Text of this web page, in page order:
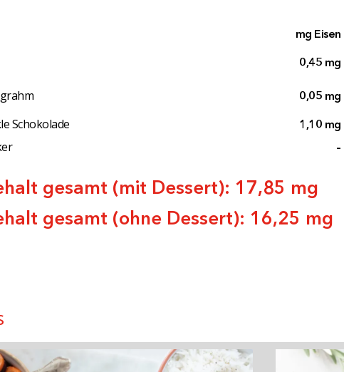
mg Eisen
0,45 mg
0,05 mg
Schokolade 1,10 mg
–
gesamt (mit Dessert): 17,85 mg
gesamt (ohne Dessert): 16,25 mg